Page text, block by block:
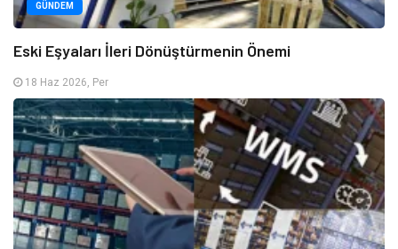
GÜNDEM
Eski Eşyaları İleri Dönüştürmenin Önemi
18 Haz 2026, Per